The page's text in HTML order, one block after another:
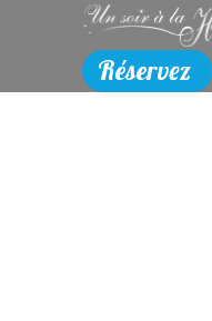
Réservez